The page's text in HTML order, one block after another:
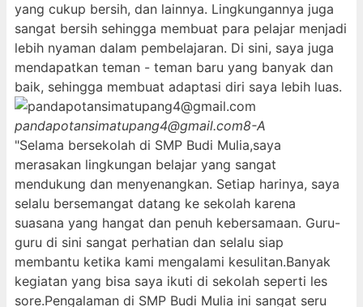
yang cukup bersih, dan lainnya. Lingkungannya juga
sangat bersih sehingga membuat para pelajar menjadi
lebih nyaman dalam pembelajaran. Di sini, saya juga
mendapatkan teman - teman baru yang banyak dan
baik, sehingga membuat adaptasi diri saya lebih luas.
pandapotansimatupang4@gmail.com8-A
"Selama bersekolah di SMP Budi Mulia,saya
merasakan lingkungan belajar yang sangat
mendukung dan menyenangkan. Setiap harinya, saya
selalu bersemangat datang ke sekolah karena
suasana yang hangat dan penuh kebersamaan. Guru-
guru di sini sangat perhatian dan selalu siap
membantu ketika kami mengalami kesulitan.Banyak
kegiatan yang bisa saya ikuti di sekolah seperti les
sore.Pengalaman di SMP Budi Mulia ini sangat seru